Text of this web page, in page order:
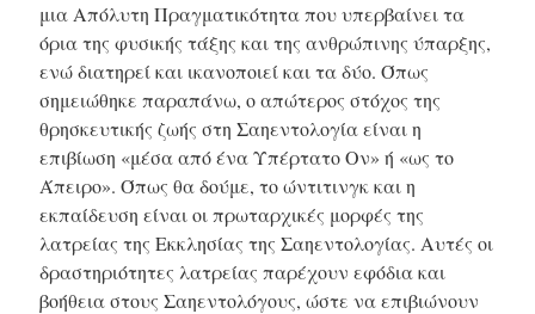
μια Απόλυτη Πραγματικότητα που υπερβαίνει τα
όρια της φυσικής τάξης και της ανθρώπινης ύπαρξης,
ενώ διατηρεί και ικανοποιεί και τα δύο. Όπως
σημειώθηκε παραπάνω, ο απώτερος στόχος της
θρησκευτικής ζωής στη Σαηεντολογία είναι η
επιβίωση «μέσα από ένα Υπέρτατο Ον» ή «ως το
Άπειρο». Όπως θα δούμε, το ώντιτινγκ και η
εκπαίδευση είναι οι πρωταρχικές μορφές της
λατρείας της Εκκλησίας της Σαηεντολογίας. Αυτές οι
δραστηριότητες λατρείας παρέχουν εφόδια και
βοήθεια στους Σαηεντολόγους, ώστε να επιβιώνουν